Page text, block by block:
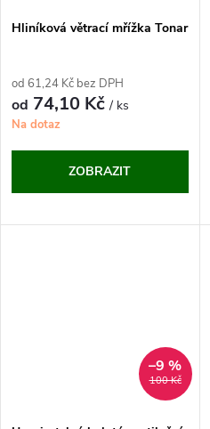
Hliníková větrací mřížka Tonar
od 61,24 Kč bez DPH
od 74,10 Kč/ ks
Na dotaz
ZOBRAZIT
100 Kč
–9 %